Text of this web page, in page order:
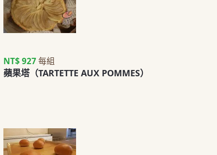
NT$ 927每組
蘋果塔（TARTETTE AUX POMMES）